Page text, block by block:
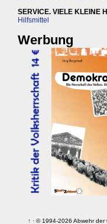
SERVICE. VIELE KLEINE
Hilfsmittel
Werbung
↑ · © 1994-2026 Abwehr der